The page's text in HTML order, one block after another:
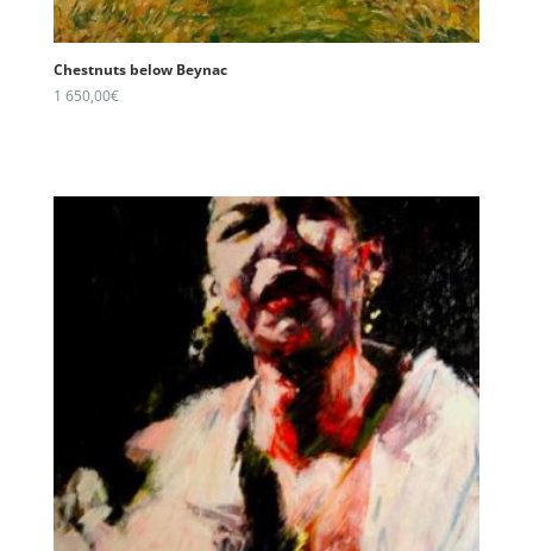
Chestnuts below Beynac
1 650,00€